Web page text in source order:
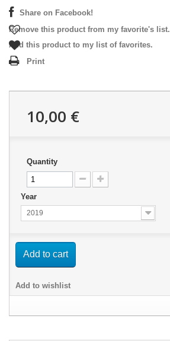
Share on Facebook!
Remove this product from my favorite's list.
Add this product to my list of favorites.
Print
10,00 €
Quantity
Year
2019
Add to cart
Add to wishlist